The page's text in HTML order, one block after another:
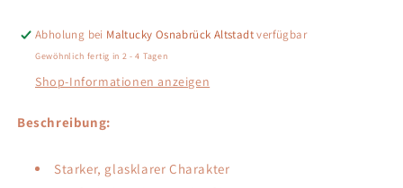
Abholung bei Maltucky Osnabrück Altstadtverfügbar
Gewöhnlich fertig in 2 - 4 Tagen
Shop-Informationen anzeigen
Beschreibung:
Starker, glasklarer Charakter